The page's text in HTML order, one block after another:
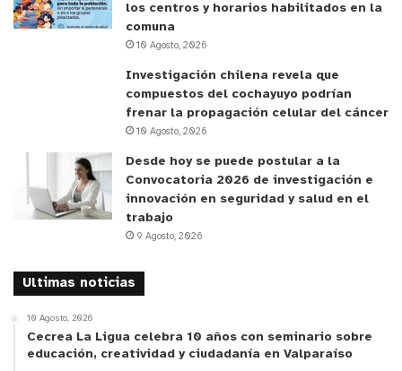
los centros y horarios habilitados en la
comuna
10 Agosto, 2026
Investigación chilena revela que
compuestos del cochayuyo podrían
frenar la propagación celular del cáncer
10 Agosto, 2026
Desde hoy se puede postular a la
Convocatoria 2026 de investigación e
innovación en seguridad y salud en el
trabajo
9 Agosto, 2026
Ultimas noticias
10 Agosto, 2026
Cecrea La Ligua celebra 10 años con seminario sobre
educación, creatividad y ciudadanía en Valparaíso